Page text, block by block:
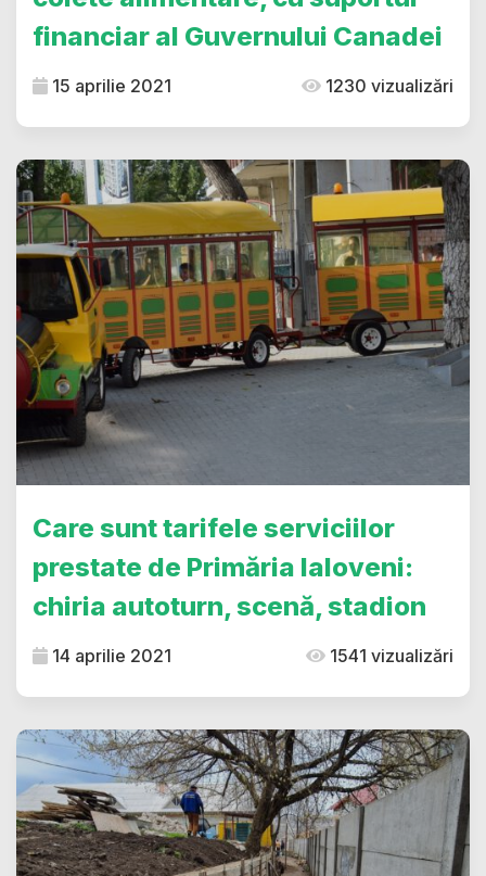
financiar al Guvernului Canadei
15 aprilie 2021 1230 vizualizări
Care sunt tarifele serviciilor
prestate de Primăria Ialoveni:
chiria autoturn, scenă, stadion
14 aprilie 2021 1541 vizualizări